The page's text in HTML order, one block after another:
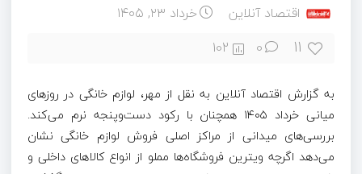
اقتصاد آنلاین خرداد ۲۳, ۱۴۰۵
11
0
102
به گزارش اقتصاد آنلاین به نقل از مهر، لوازم خانگی در روزهای
میانی خرداد ۱۴۰۵ همچنان با رکود دست‌وپنجه نرم می‌کند.
بررسی‌های میدانی از مراکز اصلی فروش لوازم خانگی نشان
می‌دهد اگرچه ویترین فروشگاه‌ها مملو از انواع کالاهای داخلی و